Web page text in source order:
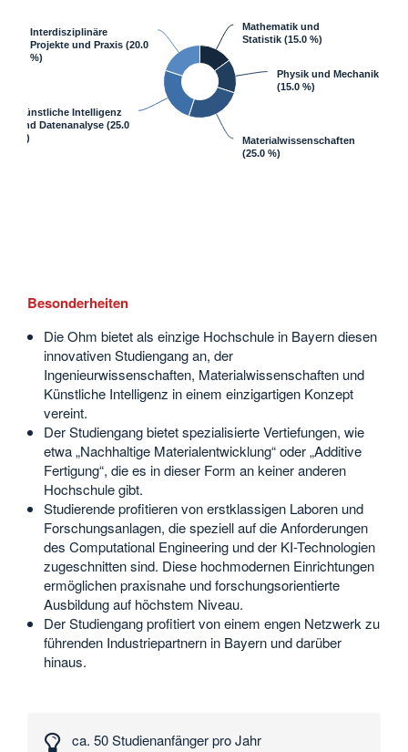
Mathematik und
Statistik (15.0 %)
Physik und Mechanik
(15.0 %)
Materialwissenschaften
(25.0 %)
Künstliche Intelligenz
und Datenanalyse (25.0
%)
Interdisziplinäre
Projekte und Praxis (20.0
%)
Besonderheiten
Die Ohm bietet als einzige Hochschule in Bayern diesen
innovativen Studiengang an, der
Ingenieurwissenschaften, Materialwissenschaften und
Künstliche Intelligenz in einem einzigartigen Konzept
vereint.
Der Studiengang bietet spezialisierte Vertiefungen, wie
etwa „Nachhaltige Materialentwicklung“ oder „Additive
Fertigung“, die es in dieser Form an keiner anderen
Hochschule gibt.
Studierende profitieren von erstklassigen Laboren und
Forschungsanlagen, die speziell auf die Anforderungen
des Computational Engineering und der KI-Technologien
zugeschnitten sind. Diese hochmodernen Einrichtungen
ermöglichen praxisnahe und forschungsorientierte
Ausbildung auf höchstem Niveau.
Der Studiengang profitiert von einem engen Netzwerk zu
führenden Industriepartnern in Bayern und darüber
hinaus.
und
ca. 50 Studienanfänger pro Jahr